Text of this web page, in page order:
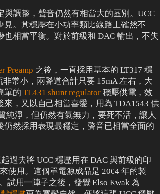
與調整，聲音仍然有相當大的區別。UCC
。其穩壓在小功率類比線路上確然不
相當平衡。對於前級和 DAC 輸出，不失
Preamp 之後，一直採用基本的 LT317 穩
常小，兩聲道合計只要 15mA 左右，大
單的 TL431 shunt regulator 穩壓供電，效
，又以自己相當喜愛，用為 TDA1543 供
純淨，但仍然有氣無力，要死不活，讓人
然採用表現最穩定，聲音已相當全面的
過去將 UCC 穩壓用在 DAC 與前級的印
使用。這個單電源成品是 2004 年的製
試用一陣子之後，發覺 Elso Kwak 為